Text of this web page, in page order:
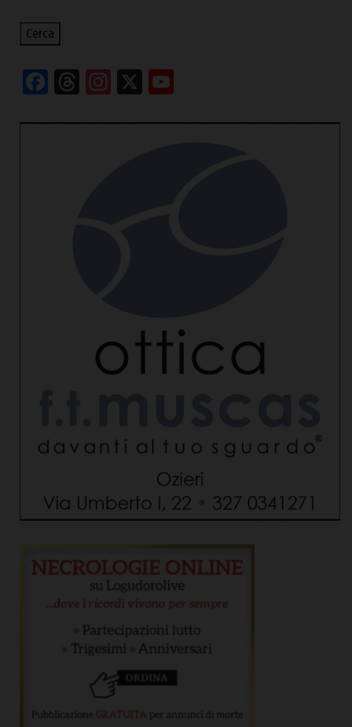
Cerca
Facebook
Threads
Instagram
X